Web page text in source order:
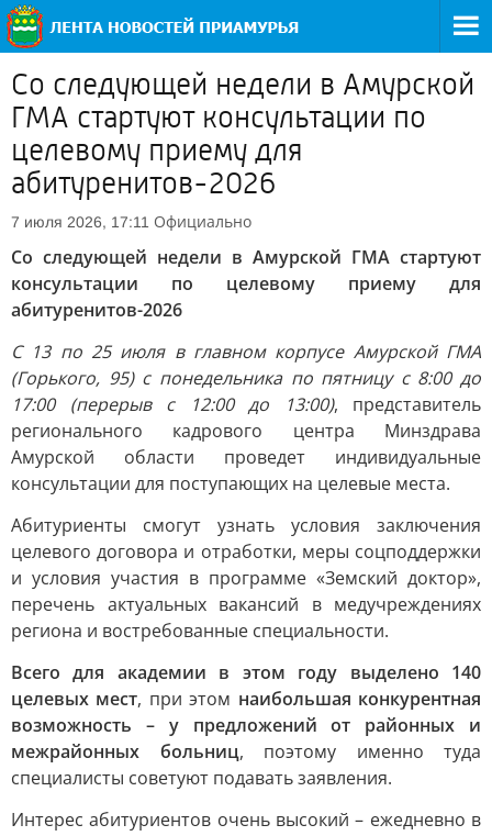
Со следующей недели в Амурской
ГМА стартуют консультации по
целевому приему для
абитуренитов-2026
7 июля 2026, 17:11 Официально
Со следующей недели в Амурской ГМА стартуют
консультации по целевому приему для
абитуренитов-2026
С 13 по 25 июля в главном корпусе Амурской ГМА
(Горького, 95) с понедельника по пятницу с 8:00 до
17:00 (перерыв с 12:00 до 13:00), представитель
регионального кадрового центра Минздрава
Амурской области проведет индивидуальные
консультации для поступающих на целевые места.
Абитуриенты смогут узнать условия заключения
целевого договора и отработки, меры соцподдержки
и условия участия в программе «Земский доктор»,
перечень актуальных вакансий в медучреждениях
региона и востребованные специальности.
Всего для академии в этом году выделено 140
целевых мест, при этом наибольшая конкурентная
возможность – у предложений от районных и
межрайонных больниц, поэтому именно туда
специалисты советуют подавать заявления.
Интерес абитуриентов очень высокий – ежедневно в